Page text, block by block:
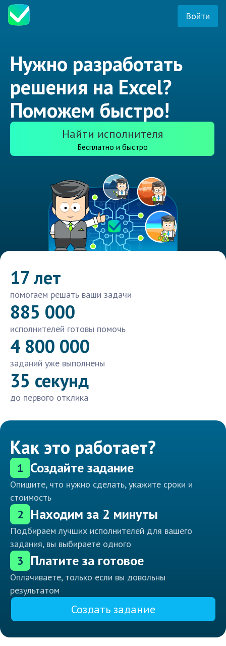
Войти
Нужно разработать
решения на Excel?
Поможем быстро!
Найти исполнителя
Бесплатно и быстро
17 лет
помогаем решать ваши задачи
885 000
исполнителей готовы помочь
4 800 000
заданий уже выполнены
35 секунд
до первого отклика
Как это работает?
1 Создайте задание
Опишите, что нужно сделать, укажите сроки и
стоимость
2 Находим за 2 минуты
Подбираем лучших исполнителей для вашего
задания, вы выбираете одного
3 Платите за готовое
Оплачиваете, только если вы довольны
результатом
Создать задание